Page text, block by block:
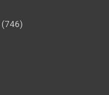
(746)